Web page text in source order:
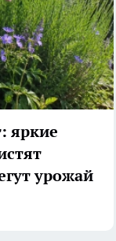
яркие
урожай